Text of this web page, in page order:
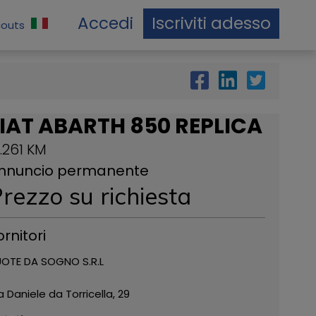
Accedi Iscriviti adesso
ABARTH 850 REPLICA
KM
permanente
su richiesta
DA SOGNO S.R.L
Daniele da Torricella, 29